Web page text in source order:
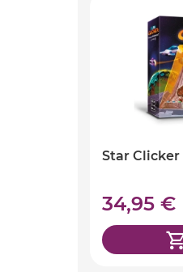
Star Clicker
34,95 €